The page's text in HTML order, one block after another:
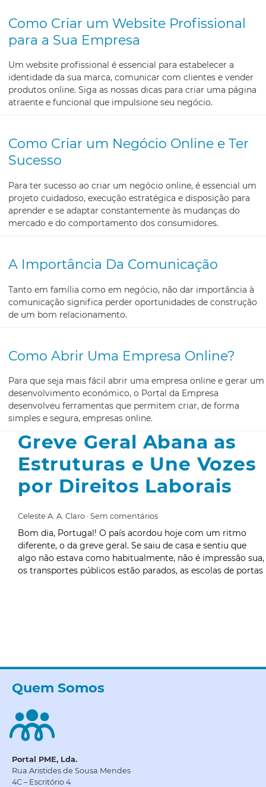
Como Criar um Website Profissional
para a Sua Empresa
Um website profissional é essencial para estabelecer a
identidade da sua marca, comunicar com clientes e vender
produtos online. Siga as nossas dicas para criar uma página
atraente e funcional que impulsione seu negócio.
Como Criar um Negócio Online e Ter
Sucesso
Para ter sucesso ao criar um negócio online, é essencial um
projeto cuidadoso, execução estratégica e disposição para
aprender e se adaptar constantemente às mudanças do
mercado e do comportamento dos consumidores.
A Importância Da Comunicação
Tanto em família como em negócio, não dar importância à
comunicação significa perder oportunidades de construção
de um bom relacionamento.
Como Abrir Uma Empresa Online?
Para que seja mais fácil abrir uma empresa online e gerar um
desenvolvimento económico, o Portal da Empresa
desenvolveu ferramentas que permitem criar, de forma
simples e segura, empresas online.
Greve Geral Abana as
Estruturas e Une Vozes
por Direitos Laborais
Celeste A. A. Claro Sem comentários
Bom dia, Portugal! O país acordou hoje com um ritmo
diferente, o da greve geral. Se saiu de casa e sentiu que
algo não estava como habitualmente, não é impressão sua,
os transportes públicos estão parados, as escolas de portas
Quem Somos
Portal PME, Lda.
Rua Aristides de Sousa Mendes
4C – Escritório 4